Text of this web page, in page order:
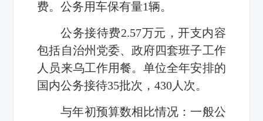
费。公务用车保有量1辆。
公务接待费2.57万元，开支内容
包括自治州党委、政府四套班子工作
人员来乌工作用餐。单位全年安排的
国内公务接待35批次，430人次。
与年初预算数相比情况：一般公